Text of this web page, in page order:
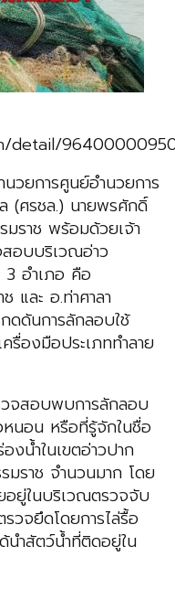
detail/
วยการศูนย์อำนวยการ
(ศรชล.) นายพรศักดิ์
ราช พร้อมด้วยเจ้า
สอบบริเวณอ่าว
3 อำเภอ คือ
และ อ.ท่าศาลา
ดดันการลักลอบใช้
รื่องมือประเภททำลาย
วจสอบพบการลักลอบ
หนอน หรือที่รู้จักในชื่อ
งน้ำในเขตอ่าวปาก
มราช จำนวนมาก โดย
ยู่ในบริเวณตรวจจับ
วจยึดโดยการไล่รื้อ
ำสัตว์น้ำที่ติดอยู่ใน